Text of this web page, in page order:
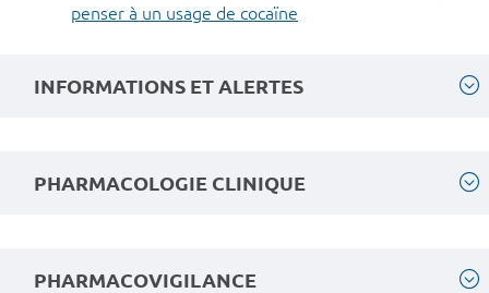
penser à un usage de cocaïne
INFORMATIONS ET ALERTES
PHARMACOLOGIE CLINIQUE
PHARMACOVIGILANCE